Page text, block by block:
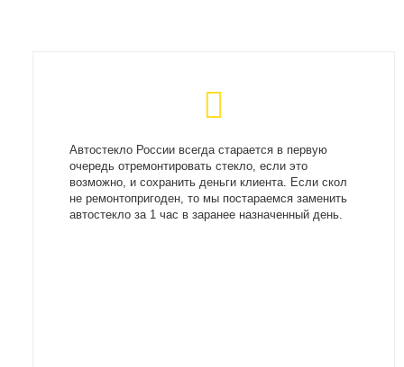
Автостекло России всегда старается в первую
очередь отремонтировать стекло, если это
возможно, и сохранить деньги клиента. Если скол
не ремонтопригоден, то мы постараемся заменить
автостекло за 1 час в заранее назначенный день.